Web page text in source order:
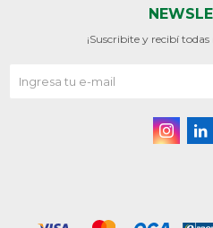
¡Suscribite y recibí
 